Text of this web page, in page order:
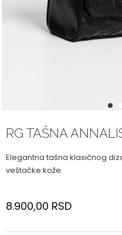
1
RG TAŠNA
Elegantna tašna klasičnog
veštačke kože.
8.900,00 RSD